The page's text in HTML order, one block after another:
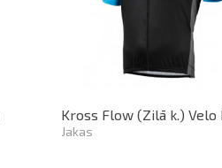
Kross Flow (Zilā k.) Velo
Jakas